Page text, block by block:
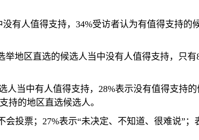
有人值得支持， 34%受访者认为有值得支持的
举地区直选的候选人当中没有人值得支持，只有
人当中有人值得支持， 28%表示没有值得支持的
持的地区直选候选人。
会投票； 27%表示“未决定、不知道、很难说”